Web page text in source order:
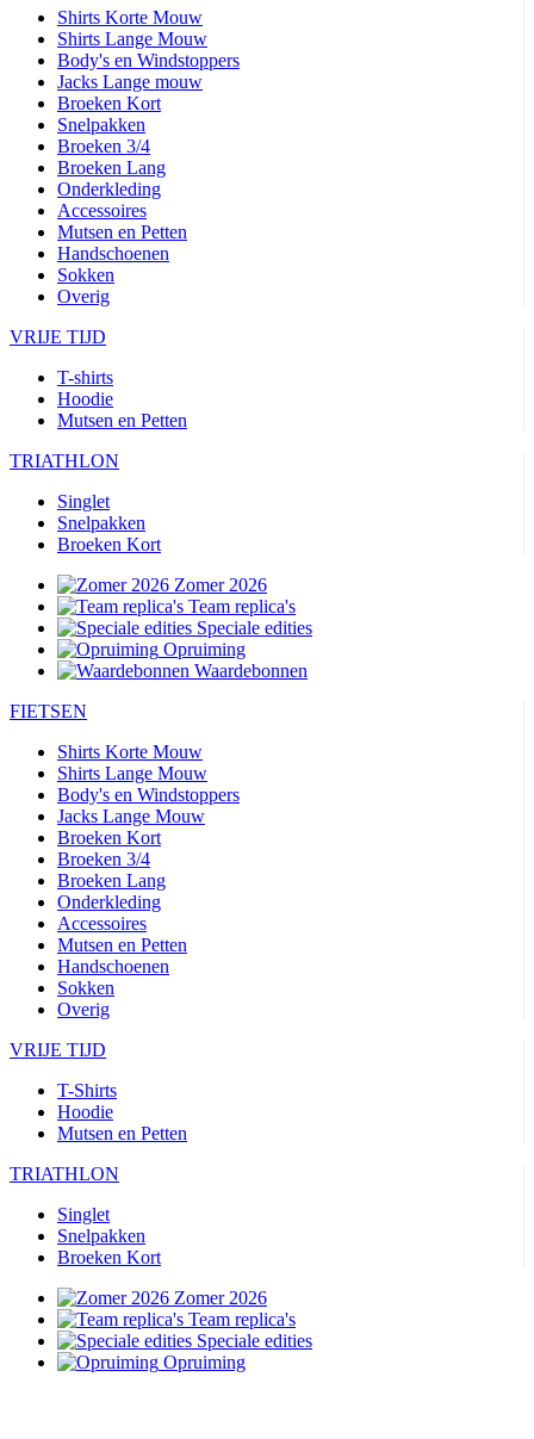
Shirts Korte Mouw
Shirts Lange Mouw
Body's en Windstoppers
Jacks Lange mouw
Broeken Kort
Snelpakken
Broeken 3/4
Broeken Lang
Onderkleding
Accessoires
Mutsen en Petten
Handschoenen
Sokken
Overig
VRIJE TIJD
T-shirts
Hoodie
Mutsen en Petten
TRIATHLON
Singlet
Snelpakken
Broeken Kort
Zomer 2026
Team replica's
Speciale edities
Opruiming
Waardebonnen
FIETSEN
Shirts Korte Mouw
Shirts Lange Mouw
Body's en Windstoppers
Jacks Lange Mouw
Broeken Kort
Broeken 3/4
Broeken Lang
Onderkleding
Accessoires
Mutsen en Petten
Handschoenen
Sokken
Overig
VRIJE TIJD
T-Shirts
Hoodie
Mutsen en Petten
TRIATHLON
Singlet
Snelpakken
Broeken Kort
Zomer 2026
Team replica's
Speciale edities
Opruiming